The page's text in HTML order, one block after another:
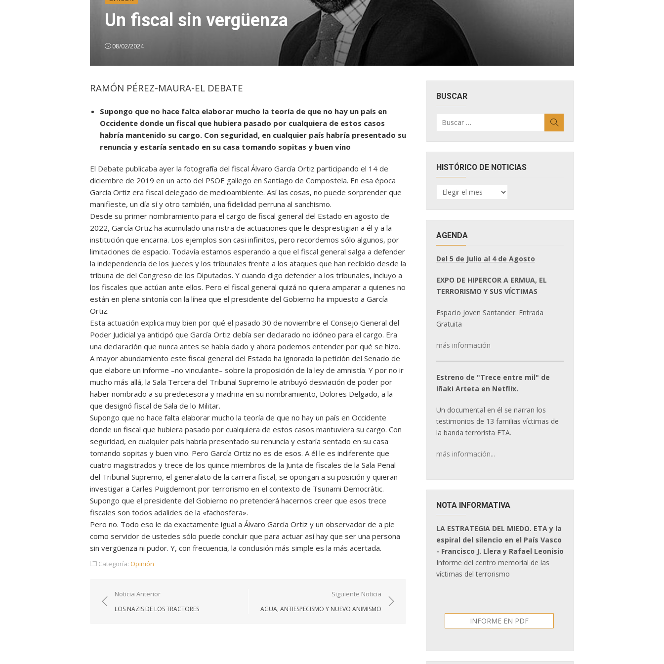
Un fiscal sin vergüenza
08/02/2024
RAMÓN PÉREZ-MAURA-EL DEBATE
Supongo que no hace falta elaborar mucho la teoría de que no hay un país en
Occidente donde un fiscal que hubiera pasado por cualquiera de estos casos
habría mantenido su cargo. Con seguridad, en cualquier país habría presentado su
renuncia y estaría sentado en su casa tomando sopitas y buen vino
El Debate publicaba ayer la fotografía del fiscal Álvaro García Ortiz participando el 14 de
diciembre de 2019 en un acto del PSOE gallego en Santiago de Compostela. En esa época
García Ortiz era fiscal delegado de medioambiente. Así las cosas, no puede sorprender que
manifieste, un día sí y otro también, una fidelidad perruna al sanchismo.
Desde su primer nombramiento para el cargo de fiscal general del Estado en agosto de
2022, García Ortiz ha acumulado una ristra de actuaciones que le desprestigian a él y a la
institución que encarna. Los ejemplos son casi infinitos, pero recordemos sólo algunos, por
limitaciones de espacio. Todavía estamos esperando a que el fiscal general salga a defender
la independencia de los jueces y los tribunales frente a los ataques que han recibido desde la
tribuna de del Congreso de los Diputados. Y cuando digo defender a los tribunales, incluyo a
los fiscales que actúan ante ellos. Pero el fiscal general quizá no quiera amparar a quienes no
están en plena sintonía con la línea que el presidente del Gobierno ha impuesto a García
Ortiz.
Esta actuación explica muy bien por qué el pasado 30 de noviembre el Consejo General del
Poder Judicial ya anticipó que García Ortiz debía ser declarado no idóneo para el cargo. Era
una declaración que nunca antes se había dado y ahora podemos entender por qué se hizo.
A mayor abundamiento este fiscal general del Estado ha ignorado la petición del Senado de
que elabore un informe –no vinculante– sobre la proposición de la ley de amnistía. Y por no ir
mucho más allá, la Sala Tercera del Tribunal Supremo le atribuyó desviación de poder por
haber nombrado a su predecesora y madrina en su nombramiento, Dolores Delgado, a la
que designó fiscal de Sala de lo Militar.
Supongo que no hace falta elaborar mucho la teoría de que no hay un país en Occidente
donde un fiscal que hubiera pasado por cualquiera de estos casos mantuviera su cargo. Con
seguridad, en cualquier país habría presentado su renuncia y estaría sentado en su casa
tomando sopitas y buen vino. Pero García Ortiz no es de esos. A él le es indiferente que
cuatro magistrados y trece de los quince miembros de la Junta de fiscales de la Sala Penal
del Tribunal Supremo, el generalato de la carrera fiscal, se opongan a su posición y quieran
investigar a Carles Puigdemont por terrorismo en el contexto de Tsunami Democràtic.
Supongo que el presidente del Gobierno no pretenderá hacernos creer que esos trece
fiscales son todos adalides de la «fachosfera».
Pero no. Todo eso le da exactamente igual a Álvaro García Ortiz y un observador de a pie
como servidor de ustedes sólo puede concluir que para actuar así hay que ser una persona
sin vergüenza ni pudor. Y, con frecuencia, la conclusión más simple es la más acertada.
Categoría: Opinión
Navegación
de
Noticia Anterior
LOS NAZIS DE LOS TRACTORES
Siguiente Noticia
AGUA, ANTIESPECISMO Y NUEVO ANIMISMO
BUSCAR
por:
HISTÓRICO DE NOTICIAS
HISTÓRICO
DE
AGENDA
Del 5 de Julio al 4 de Agosto
EXPO DE HIPERCOR A ERMUA, EL
TERRORISMO Y SUS VÍCTIMAS
Espacio Joven Santander. Entrada
Gratuita
más información
Estreno de "Trece entre mil" de
Iñaki Arteta en Netflix.
Un documental en él se narran los
testimonios de 13 familias víctimas de
la banda terrorista ETA.
más información...
NOTA INFORMATIVA
LA ESTRATEGIA DEL MIEDO. ETA y la
espiral del silencio en el País Vasco
- Francisco J. Llera y Rafael Leonisio
Informe del centro memorial de las
víctimas del terrorismo
INFORME EN PDF